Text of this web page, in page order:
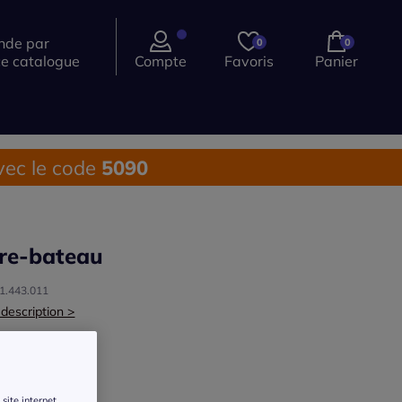
par
catalogue
Compte
0
Favoris
0
Panier
le code 5090
bateau
>